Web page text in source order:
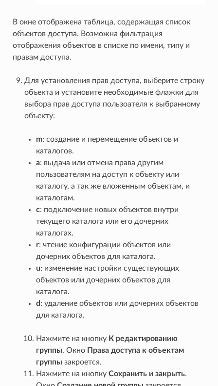
В окне отображена таблица, содержащая список
объектов доступа. Возможна фильтрация
отображения объектов в списке по имени, типу и
правам доступа.
Для установления прав доступа, выберите строку
объекта и установите необходимые флажки для
выбора прав доступа пользоателя к выбранному
объекту:
m: создание и перемещение объектов и
каталогов.
a: выдача или отмена права другим
пользователям на доступ к объекту или
каталогу, а так же вложенным объектам, и
каталогам.
c: подключение новых объектов внутри
текущего каталога или его дочерних
каталогах.
r: чтение конфигурации объектов или
дочерних объектов для каталога.
u: изменение настройки существующих
объектов или дочерних объектов для
каталога.
d : удаление объектов или дочерних объектов
для каталога.
Нажмите на кнопку К редактированию
группы. Окно Права доступа к объектам
группы закроется.
Нажмите на кнопку Сохранить и закрыть.